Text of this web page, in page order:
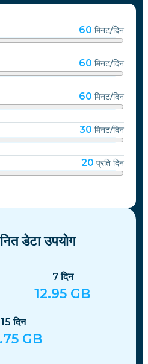
60 मिनट/दिन
60 मिनट/दिन
60 मिनट/दिन
30 मिनट/दिन
20 प्रति दिन
डेटा उपयोग
7दिन
12.95 GB
15दिन
GB